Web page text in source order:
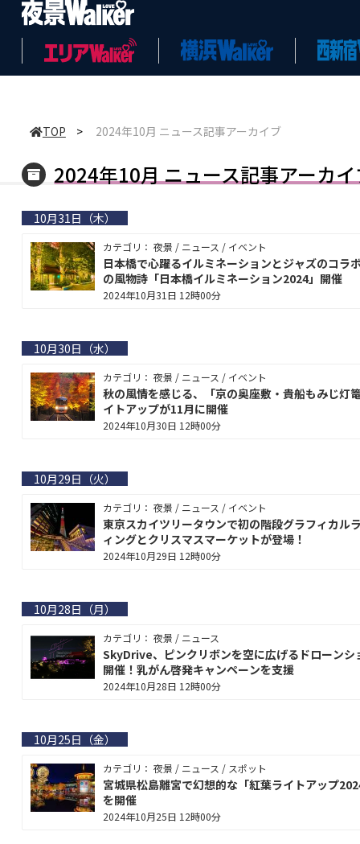
TOP > 2024年10月 ニュース記事アーカイブ
2024年10月 ニュース記事アーカ
10月31日（木）
カテゴリ： 夜景 / ニュース / イベント
日本橋で心躍るイルミネーションとジャズのコラ
の風物詩「日本橋イルミネーション2024」開催
2024年10月31日 12時00分
10月30日（水）
カテゴリ： 夜景 / ニュース / イベント
秋の風情を感じる、「京の奥座敷・貴船もみじ灯
イトアップが11月に開催
2024年10月30日 12時00分
10月29日（火）
カテゴリ： 夜景 / ニュース / イベント
東京スカイツリータウンで初の階段グラフィカル
ィングとクリスマスマーケットが登場！
2024年10月29日 12時00分
10月28日（月）
カテゴリ： 夜景 / ニュース
SkyDrive、ピンクリボンを空に広げるドローンシ
開催！乳がん啓発キャンペーンを支援
2024年10月28日 12時00分
10月25日（金）
カテゴリ： 夜景 / ニュース / スポット
宮城県松島離宮で幻想的な「紅葉ライトアップ
を開催
2024年10月25日 12時00分